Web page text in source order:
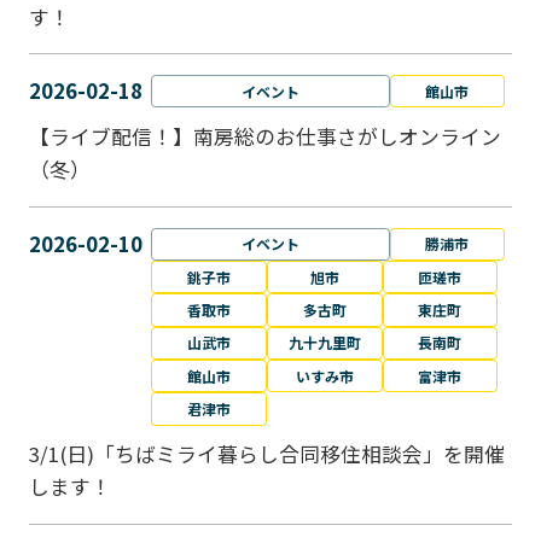
す！
2026-02-18 イベント 館山市
【ライブ配信！】南房総のお仕事さがしオンライン
（冬）
2026-02-10 イベント
勝浦市
銚子市
旭市
匝瑳市
香取市
多古町
東庄町
山武市
九十九里町
長南町
館山市
いすみ市
富津市
君津市
3/1(日)「ちばミライ暮らし合同移住相談会」を開催
します！